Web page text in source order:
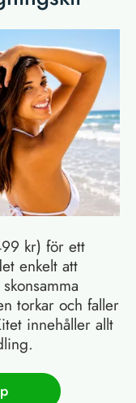
kr) för ett
enkelt att
torkar och faller
innehåller allt